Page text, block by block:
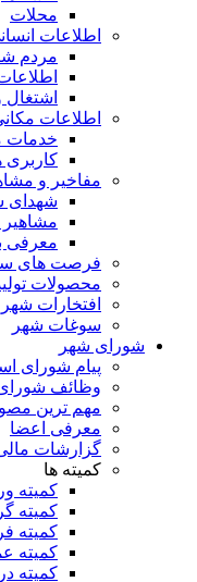
محلات
اطلاعات
مردم
اشتغال
اطلاعات
خدمات
کاربری
مفاخیر و
شهدای
مشاهیر
معرفی
فرصت های
محصولات
افتخارات شهر
سوغات شهر
شورای شهر
پیام شورای
وظائف
مهم ترین
معرفی اعضا
گزارشات
کمیته ها
کمیته
کمیته
کمیته
کمیته
کمیته